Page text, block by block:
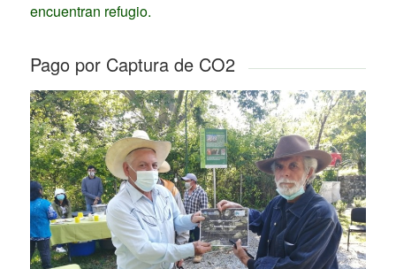
encuentran refugio.
Pago por Captura de CO2